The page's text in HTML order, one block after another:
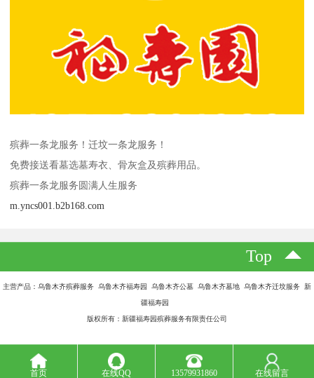
殡葬一条龙服务！迁坟一条龙服务！
免费接送看墓选墓寿衣、骨灰盒及殡葬用品。
殡葬一条龙服务圆满人生服务
m.yncs001.b2b168.com
Top
主营产品：乌鲁木齐殡葬服务 乌鲁木齐福寿园 乌鲁木齐公墓 乌鲁木齐墓地 乌鲁木齐迁坟服务 新
疆福寿园
版权所有：新疆福寿园殡葬服务有限责任公司
首页 在线QQ 13579931860 在线留言